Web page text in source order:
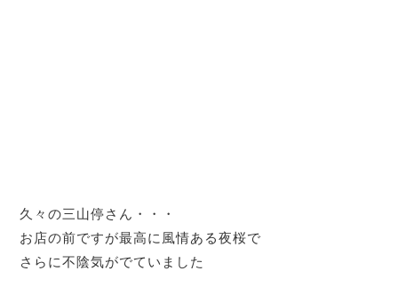
久々の三山停さん・・・
お店の前ですが最高に風情ある夜桜で
さらに不陰気がでていました